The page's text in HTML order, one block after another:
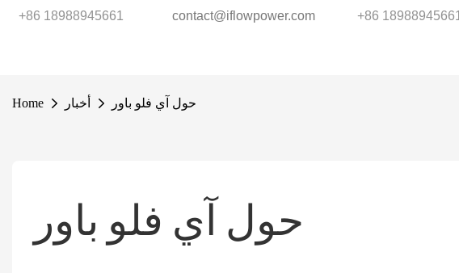
+86 18988945661 contact@iflowpower.com +86 18988945661
Home أخبار حول آي فلو باور
حول آي فلو باور